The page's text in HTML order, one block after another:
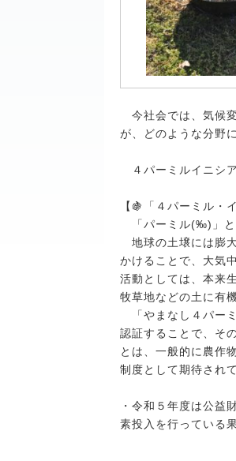
今社会では、気候
が、どのような分野
４パーミルイニシ
【🍇「４パーミル・
「パーミル(‰)」と
地球の土壌には膨
かけることで、大気
活動としては、本来
牧草地などの土に有
「やまなし４パー
認証することで、そ
とは、一般的に農作
制度として期待され
・令和５年度は公益
素投入を行っている